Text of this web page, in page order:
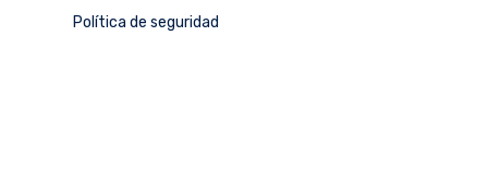
Política de seguridad